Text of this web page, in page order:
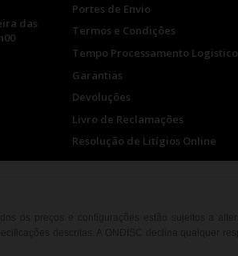
das
Portes de Envio
Termos e Condições
Tempo Processamento Logistico
Garantias
Devoluções
Livro de Reclamações
Resolução de Litígios Online